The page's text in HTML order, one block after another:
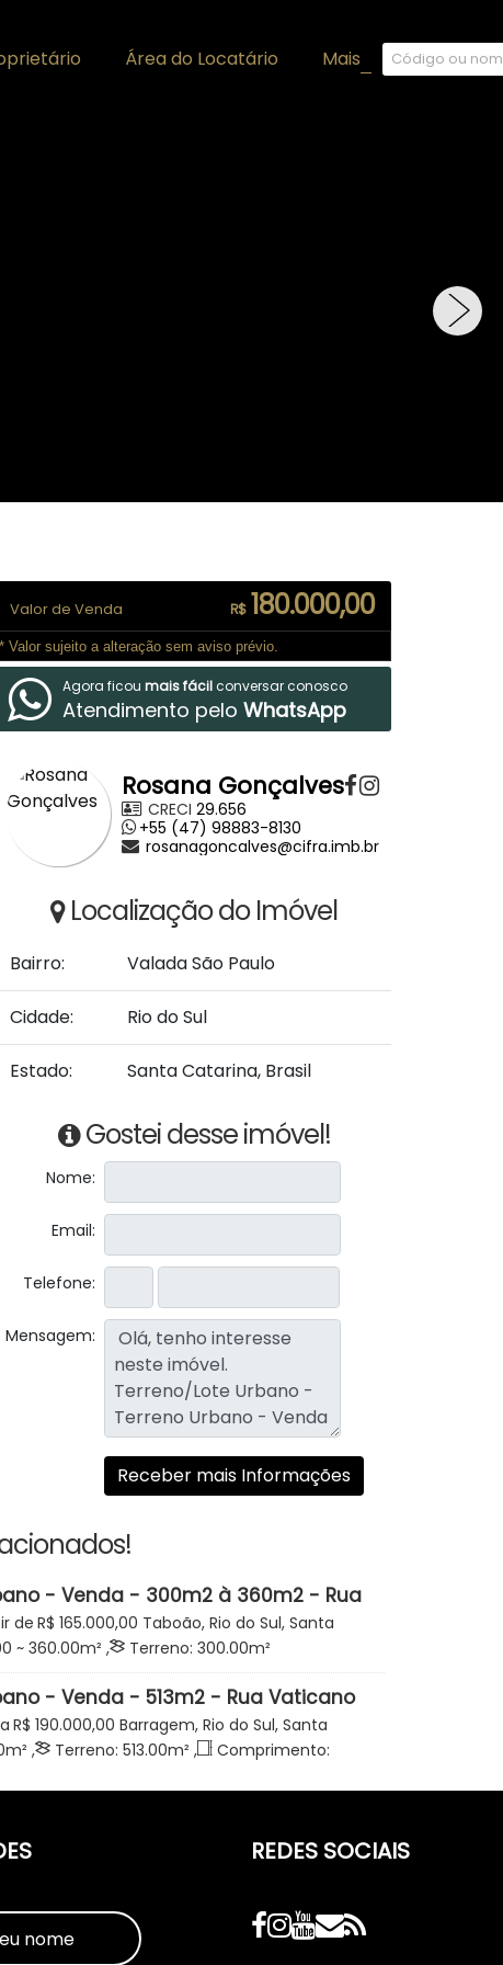
Mais
Área do Locatário
›
R$180.000,00
Valor de Venda
* Valor sujeito a alteração sem aviso prévio.
Agora ficou mais fácilconversar conosco
Atendimento pelo WhatsApp
Rosana Gonçalves
CRECI 29.656
+55 (47) 98883-8130
rosanagoncalves@cifra.imb.br
Localização do Imóvel
Bairro: Valada São Paulo
Cidade: Rio do Sul
Estado: Santa Catarina, Brasil
Gostei desse imóvel!
Nome:
Email:
Telefone:
Mensagem:
- Venda - 300m2 à 360m2 - Rua
Condomínio Andorinha - Taboão -
R$ 165.000,00
de
Taboão, Rio do Sul, Santa
~ 360.00m² , Terreno: 300.00m²
- Venda - 513m2 - Rua Vaticano
Arco Iris - Barragem - Rio do Sul
R$ 190.000,00 Barragem, Rio do Sul, Santa
m² , Terreno: 513.00m² ,
Comprimento:
REDES SOCIAIS